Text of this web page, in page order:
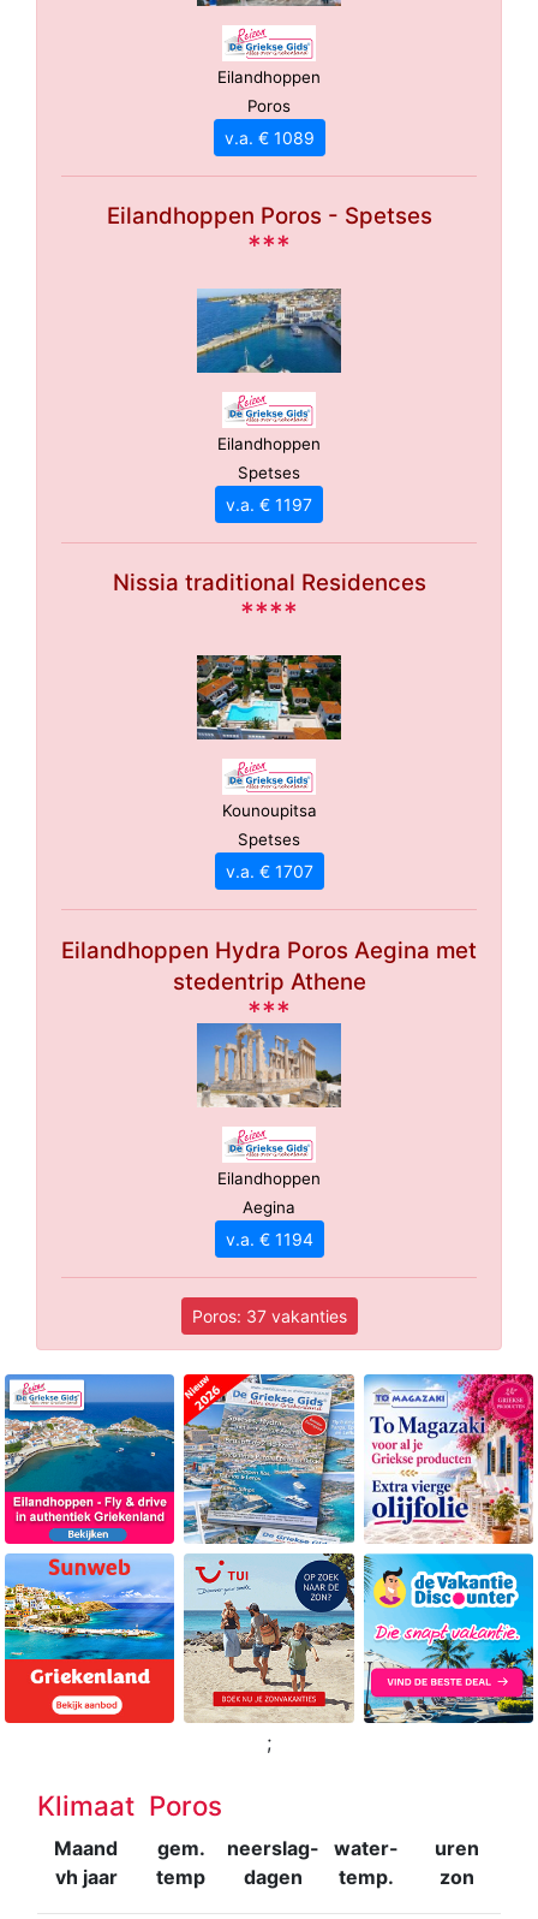
Eilandhoppen
Poros
v.a. € 1089
Eilandhoppen Poros - Spetses
***
Eilandhoppen
Spetses
v.a. € 1197
Nissia traditional Residences
****
Kounoupitsa
Spetses
v.a. € 1707
Eilandhoppen Hydra Poros Aegina met
stedentrip Athene
***
Eilandhoppen
Aegina
v.a. € 1194
Poros: 37 vakanties
;
Klimaat Poros
Maand
vh jaar
gem.
temp
neerslag-
dagen
water-
temp.
uren
zon